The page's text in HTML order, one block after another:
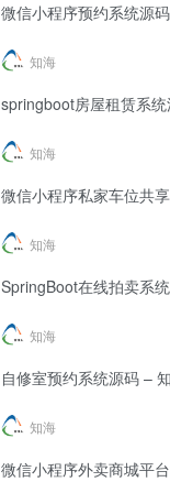
微信小程序预约系统源
知海
springboot房屋租赁系
知海
微信小程序私家车位共
知海
SpringBoot在线拍卖系
知海
自修室预约系统源码 –
知海
微信小程序外卖商城平